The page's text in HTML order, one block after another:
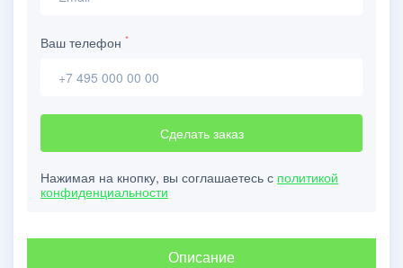
Ваш телефон *
Сделать заказ
Нажимая на кнопку, вы соглашаетесь с политикой
конфиденциальности
Описание